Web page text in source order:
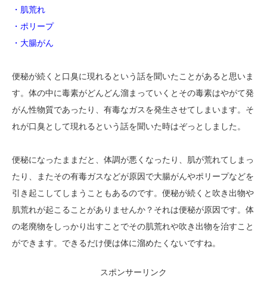
・肌荒れ
・ポリープ
・大腸がん
便秘が続くと口臭に現れるという話を聞いたことがあると思いま
す。体の中に毒素がどんどん溜まっていくとその毒素はやがて発
がん性物質であったり、有毒なガスを発生させてしまいます。そ
れが口臭として現れるという話を聞いた時はぞっとしました。
便秘になったままだと、体調が悪くなったり、肌が荒れてしまっ
たり、またその有毒ガスなどが原因で大腸がんやポリープなどを
引き起こしてしまうこともあるのです。便秘が続くと吹き出物や
肌荒れが起こることがありませんか？それは便秘が原因です。体
の老廃物をしっかり出すことでその肌荒れや吹き出物を治すこと
ができます。できるだけ便は体に溜めたくないですね。
スポンサーリンク